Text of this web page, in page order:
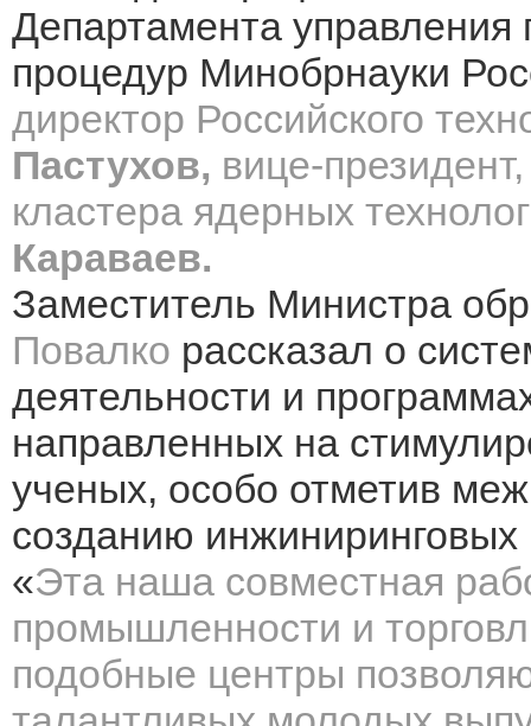
Департамента
процедур Минобрнауки
директор Российского
Пастухов, вице-
кластера ядерных
Караваев.
Заместитель Министра
Повалко рассказал о
деятельности и
направленных на
ученых, особо отметив
созданию инжиниринговых
«Эта наша совместная
промышленности и
подобные центры